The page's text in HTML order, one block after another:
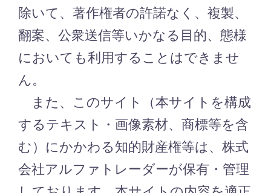
除いて、著作権者の許諾なく、複製、
翻案、公衆送信等いかなる目的、態様
においても利用することはできませ
ん。
また、このサイト（本サイトを構成
するテキスト・画像素材、商標等を含
む）にかかわる知的財産権等は、株式
会社アルファトレーダーが保有・管理